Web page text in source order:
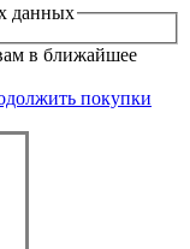
данных
в ближайшее
покупки